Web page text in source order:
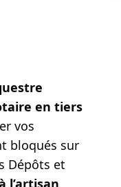
en tiers
vos
bloqués sur
Dépôts et
l’artisan